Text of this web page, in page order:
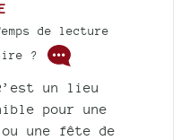
de lecture
?
un lieu
pour une
une fête de